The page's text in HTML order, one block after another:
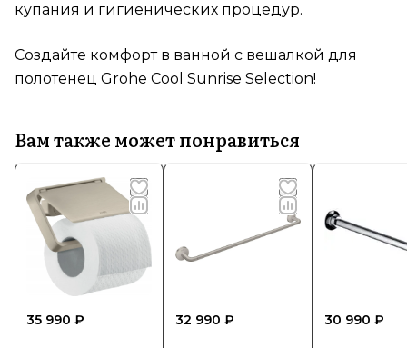
купания и гигиенических процедур.
Создайте комфорт в ванной с вешалкой для
полотенец Grohe Cool Sunrise Selection!
Вам также может понравиться
35 990 ₽ 32 990 ₽ 30 990 ₽